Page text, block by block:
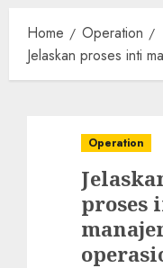
Home
Operation
Jelaskan proses inti
Operation
proses